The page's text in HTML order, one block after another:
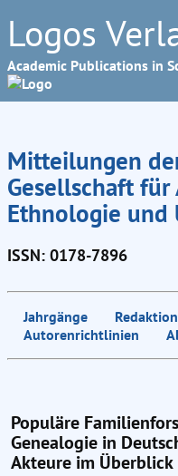
Logos
Academic Publications in
Mitteilungen
Gesellschaft
Ethnologie und
ISSN: 0178-7896
Jahrgänge Redaktion
Autorenrichtlinien
Populäre
Genealogie in
Akteure im Überblick